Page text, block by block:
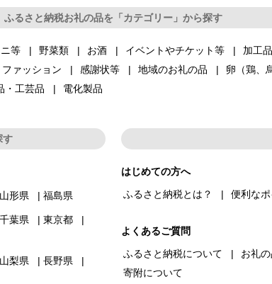
ふるさと納税お礼の品を「カテゴリー」から探す
等 野菜類 お酒 イベントやチケット等 加工
ファッション 感謝状等 地域のお礼の品 卵（鶏、
・工芸品 電化製品
す
山形県 福島県
千葉県
東京都
山梨県
長野県
はじめての方へ
ふるさと納税とは？
便利な
よくあるご質問
ふるさと納税について
お礼
寄附について